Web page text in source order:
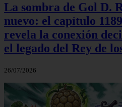
La sombra de Gol D.
nuevo: el capítulo
revela la conexión
el legado del Rey de
26/07/2026